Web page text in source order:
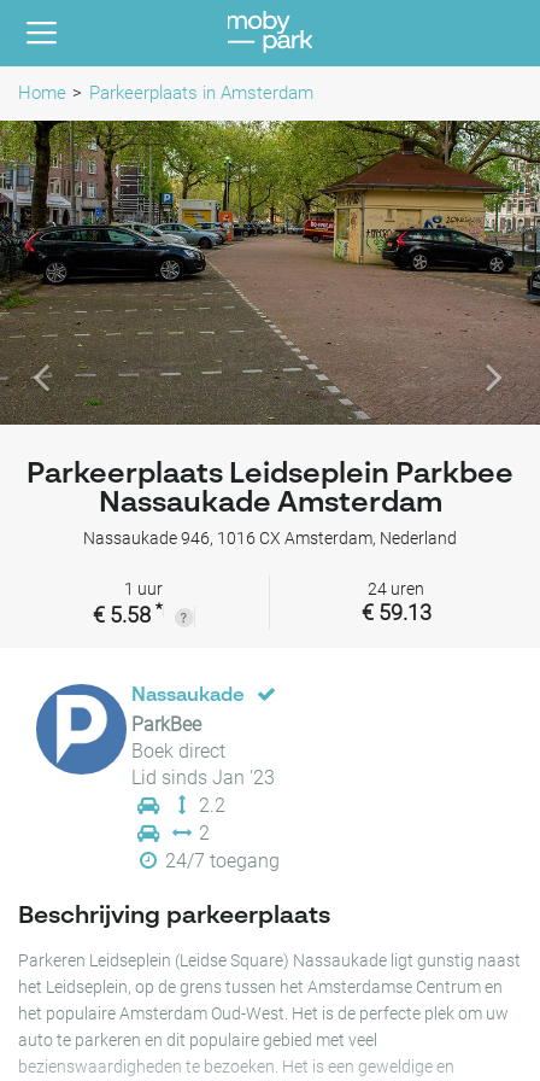
Home Parkeerplaats in Amsterdam
Parkeerplaats Leidseplein Parkbee
Nassaukade Amsterdam
Nassaukade 946, 1016 CX Amsterdam, Nederland
1 uur
€ 5.58 *
24 uren
€ 59.13
Nassaukade
ParkBee
Boek direct
Lid sinds Jan '23
2.2
2
24/7 toegang
Beschrijving parkeerplaats
Parkeren Leidseplein (Leidse Square) Nassaukade ligt gunstig naast
het Leidseplein, op de grens tussen het Amsterdamse Centrum en
het populaire Amsterdam Oud-West. Het is de perfecte plek om uw
auto te parkeren en dit populaire gebied met veel
bezienswaardigheden te bezoeken. Het is een geweldige en